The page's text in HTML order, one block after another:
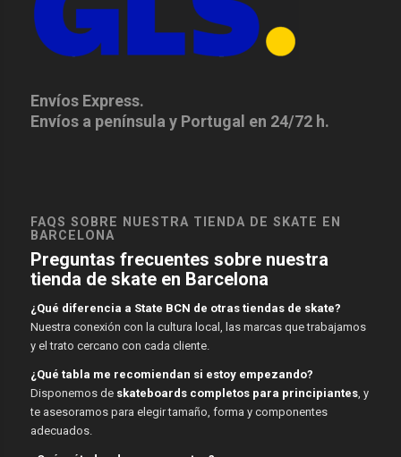
Envíos Express.
Envíos a península y Portugal en 24/72 h.
FAQS SOBRE NUESTRA TIENDA DE SKATE EN
BARCELONA
Preguntas frecuentes sobre nuestra
tienda de skate en Barcelona
¿Qué diferencia a State BCN de otras tiendas de skate?
Nuestra conexión con la cultura local, las marcas que trabajamos
y el trato cercano con cada cliente.
¿Qué tabla me recomiendan si estoy empezando?
Disponemos de skateboards completos para principiantes, y
te asesoramos para elegir tamaño, forma y componentes
adecuados.